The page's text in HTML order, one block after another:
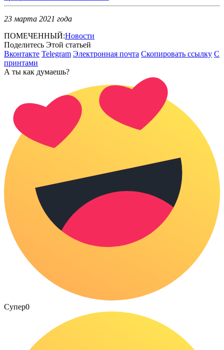
23 марта 2021 года
ПОМЕЧЕННЫЙ:Новости
Поделитесь Этой статьей
Вконтакте Telegram Электронная почта Скопировать ссылку С
принтами
А ты как думаешь?
Супер0